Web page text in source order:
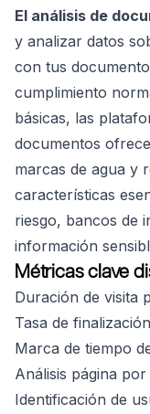
El análisis de
y analizar datos
con tus
cumplimiento
básicas, las
documentos
marcas de agua y
características
riesgo, bancos de
información
Métricas clave
Duración de visita
Tasa de
Marca de tiempo
Análisis página por
Identificación de